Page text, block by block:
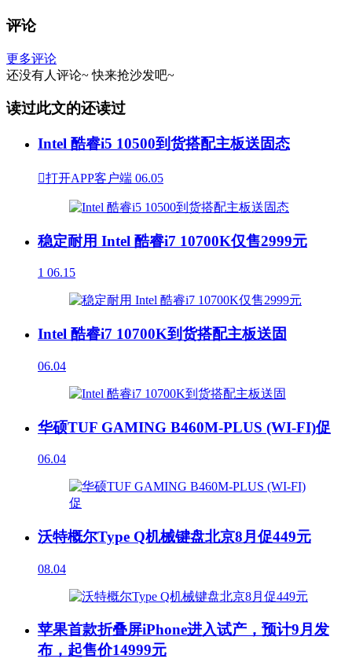
评论
更多评论
还没有人评论~ 快来抢沙发吧~
读过此文的还读过
Intel 酷睿i5 10500到货搭配主板送固态
打开APP客户端 06.05
稳定耐用 Intel 酷睿i7 10700K仅售2999元
1 06.15
Intel 酷睿i7 10700K到货搭配主板送固
06.04
华硕TUF GAMING B460M-PLUS (WI-FI)促
06.04
沃特概尔Type Q机械键盘北京8月促449元
08.04
苹果首款折叠屏iPhone进入试产，预计9月发
布，起售价14999元